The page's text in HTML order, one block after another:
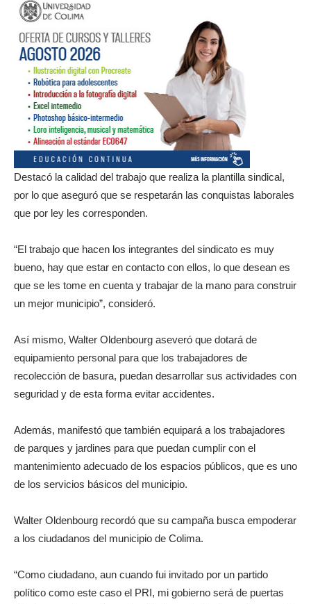
Destacó la calidad del trabajo que realiza la plantilla sindical,
por lo que aseguró que se respetarán las conquistas laborales
que por ley les corresponden.
“El trabajo que hacen los integrantes del sindicato es muy
bueno, hay que estar en contacto con ellos, lo que desean es
que se les tome en cuenta y trabajar de la mano para construir
un mejor municipio”, consideró.
Así mismo, Walter Oldenbourg aseveró que dotará de
equipamiento personal para que los trabajadores de
recolección de basura, puedan desarrollar sus actividades con
seguridad y de esta forma evitar accidentes.
Además, manifestó que también equipará a los trabajadores
de parques y jardines para que puedan cumplir con el
mantenimiento adecuado de los espacios públicos, que es uno
de los servicios básicos del municipio.
Walter Oldenbourg recordó que su campaña busca empoderar
a los ciudadanos del municipio de Colima.
“Como ciudadano, aun cuando fui invitado por un partido
político como este caso el PRI, mi gobierno será de puertas